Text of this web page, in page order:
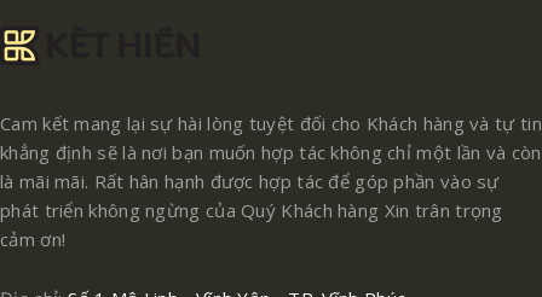
Cam kết mang lại sự hài lòng tuyệt đối cho Khách hàng và tự tin
khẳng định sẽ là nơi bạn muốn hợp tác không chỉ một lần và còn
là mãi mãi. Rất hân hạnh được hợp tác để góp phần vào sự
phát triển không ngừng của Quý Khách hàng Xin trân trọng
cảm ơn!